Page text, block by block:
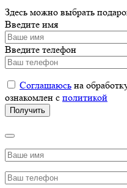
Здесь можно выбрать
Введите имя
Введите телефон
Соглашаюсь на
ознакомлен с политикой